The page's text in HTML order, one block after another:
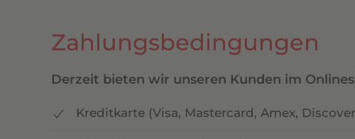
Zahlungsbedingungen
Derzeit bieten wir unseren Kunden im
Kreditkarte (Visa, Mastercard, Amex,